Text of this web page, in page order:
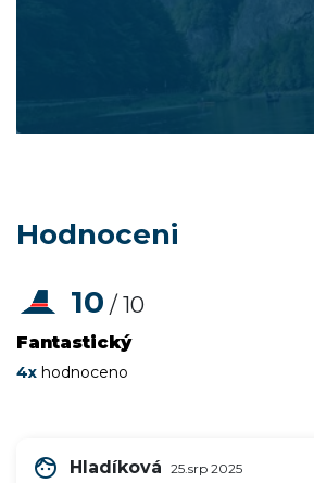
Hodnoceni
10 / 10
Fantastický
4x hodnoceno
face Hladíková 25.srp 2025